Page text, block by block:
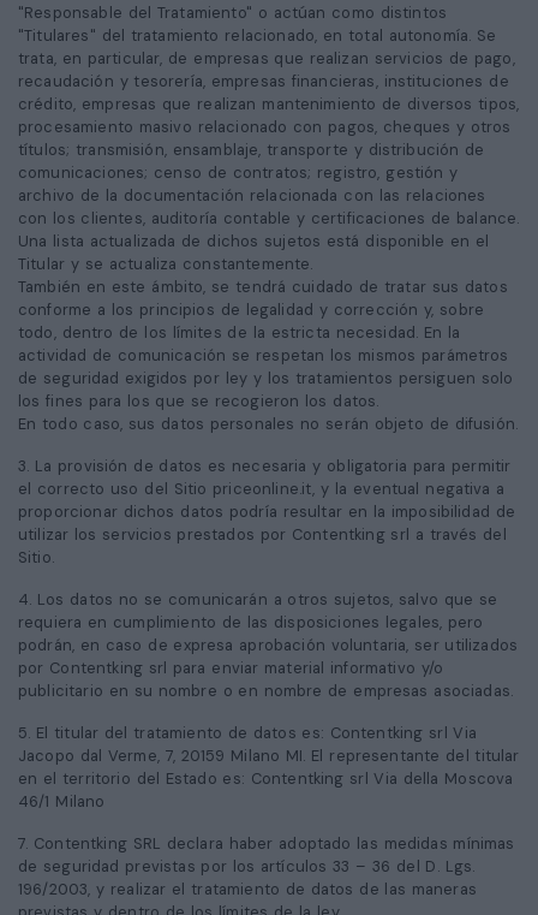
"Responsable del Tratamiento" o actúan como distintos
"Titulares" del tratamiento relacionado, en total autonomía. Se
trata, en particular, de empresas que realizan servicios de pago,
recaudación y tesorería, empresas financieras, instituciones de
crédito, empresas que realizan mantenimiento de diversos tipos,
procesamiento masivo relacionado con pagos, cheques y otros
títulos; transmisión, ensamblaje, transporte y distribución de
comunicaciones; censo de contratos; registro, gestión y
archivo de la documentación relacionada con las relaciones
con los clientes, auditoría contable y certificaciones de balance.
Una lista actualizada de dichos sujetos está disponible en el
Titular y se actualiza constantemente.
También en este ámbito, se tendrá cuidado de tratar sus datos
conforme a los principios de legalidad y corrección y, sobre
todo, dentro de los límites de la estricta necesidad. En la
actividad de comunicación se respetan los mismos parámetros
de seguridad exigidos por ley y los tratamientos persiguen solo
los fines para los que se recogieron los datos.
En todo caso, sus datos personales no serán objeto de difusión.
3. La provisión de datos es necesaria y obligatoria para permitir
el correcto uso del Sitio priceonline.it, y la eventual negativa a
proporcionar dichos datos podría resultar en la imposibilidad de
utilizar los servicios prestados por Contentking srl a través del
Sitio.
4. Los datos no se comunicarán a otros sujetos, salvo que se
requiera en cumplimiento de las disposiciones legales, pero
podrán, en caso de expresa aprobación voluntaria, ser utilizados
por Contentking srl para enviar material informativo y/o
publicitario en su nombre o en nombre de empresas asociadas.
5. El titular del tratamiento de datos es: Contentking srl Via
Jacopo dal Verme, 7, 20159 Milano MI. El representante del titular
en el territorio del Estado es: Contentking srl Via della Moscova
46/1 Milano
7. Contentking SRL declara haber adoptado las medidas mínimas
de seguridad previstas por los artículos 33 – 36 del D. Lgs.
196/2003, y realizar el tratamiento de datos de las maneras